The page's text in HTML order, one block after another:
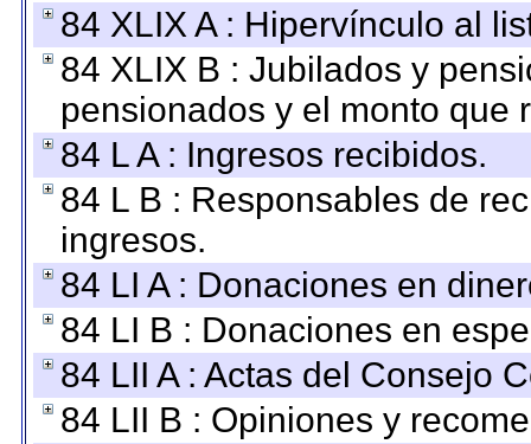
84 XLIX A : Hipervínculo al
84 XLIX B : Jubilados y
pensionados y el monto que
84 L A : Ingresos recibidos.
84 L B : Responsables de
ingresos.
84 LI A : Donaciones en
84 LI B : Donaciones en
84 LII A : Actas del Consejo
84 LII B : Opiniones y